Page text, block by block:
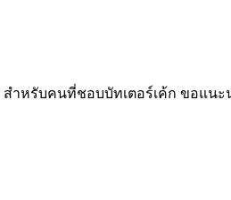
ำหรับคนที่ชอบบัทเตอร์เค้ก ขอแนะ